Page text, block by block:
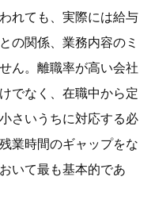
れても、実際には給与
の関係、業務内容のミ
ん。離職率が高い会社
でなく、在職中から定
さいうちに対応する必
業時間のギャップをな
いて最も基本的であ